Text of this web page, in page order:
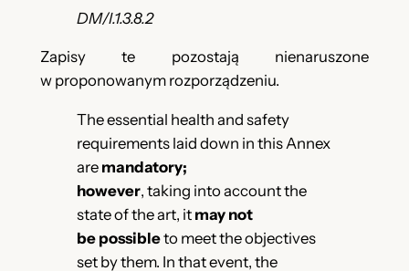
DM/I.1.3.8.2
Zapisy te pozostają nienaruszone
w proponowanym rozporządzeniu.
The essential health and safety
requirements laid down in this Annex
are mandatory;
however, taking into account the
state of the art, it may not
be possibleto meet the objectives
set by them. In that event, the